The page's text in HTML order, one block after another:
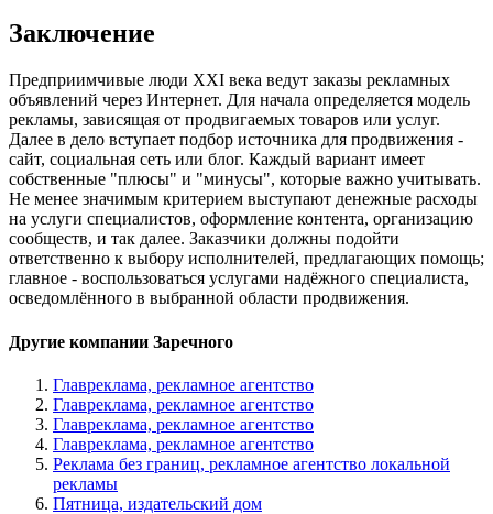
Заключение
Предприимчивые люди XXI века ведут заказы рекламных
объявлений через Интернет. Для начала определяется модель
рекламы, зависящая от продвигаемых товаров или услуг.
Далее в дело вступает подбор источника для продвижения -
сайт, социальная сеть или блог. Каждый вариант имеет
собственные "плюсы" и "минусы", которые важно учитывать.
Не менее значимым критерием выступают денежные расходы
на услуги специалистов, оформление контента, организацию
сообществ, и так далее. Заказчики должны подойти
ответственно к выбору исполнителей, предлагающих помощь;
главное - воспользоваться услугами надёжного специалиста,
осведомлённого в выбранной области продвижения.
Другие компании Заречного
Главреклама, рекламное агентство
Главреклама, рекламное агентство
Главреклама, рекламное агентство
Главреклама, рекламное агентство
Реклама без границ, рекламное агентство локальной
рекламы
Пятница, издательский дом